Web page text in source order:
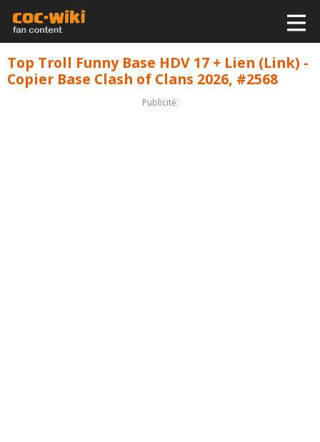
Top Troll Funny Base HDV 17 + Lien (Link) -
Copier Base Clash of Clans 2026, #2568
Publicité: